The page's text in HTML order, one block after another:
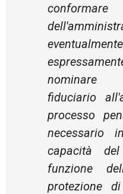
nominare
fiduciario
processo
necessario
capacità
funzione
protezione